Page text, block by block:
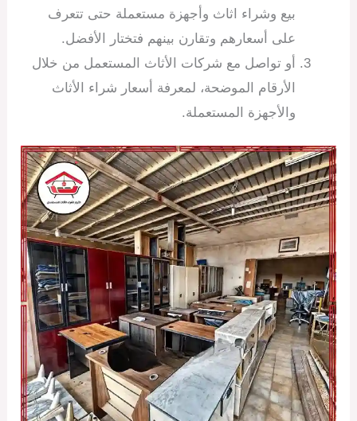
بيع وشراء اثاث وأجهزة مستعملة حتى تتعرف
على أسعارهم وتقارن بينهم فتختار الأفضل.
أو تواصل مع شركات الأثاث المستعمل من خلال
الأرقام الموضحة، لمعرفة أسعار شراء الأثاث
والأجهزة المستعملة.